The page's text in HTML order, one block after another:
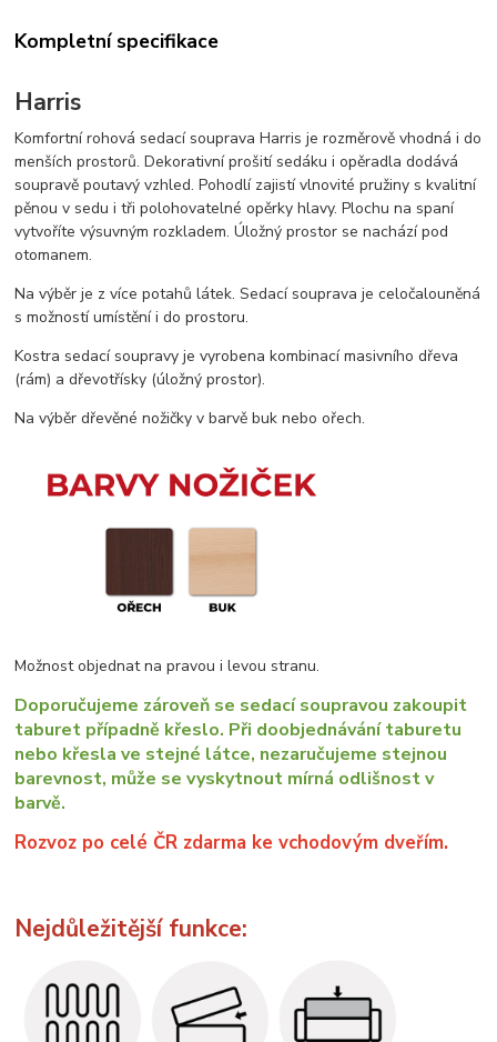
Kompletní specifikace
Harris
Komfortní rohová sedací souprava Harris je rozměrově vhodná i do
menších prostorů. Dekorativní prošití sedáku i opěradla dodává
soupravě poutavý vzhled. Pohodlí zajistí vlnovité pružiny s kvalitní
pěnou v sedu i tři polohovatelné opěrky hlavy. Plochu na spaní
vytvoříte výsuvným rozkladem. Úložný prostor se nachází pod
otomanem.
Na výběr je z více potahů látek. Sedací souprava je celočalouněná
s možností umístění i do prostoru.
Kostra sedací soupravy je vyrobena kombinací masivního dřeva
(rám) a dřevotřísky (úložný prostor).
Na výběr dřevěné nožičky v barvě buk nebo ořech.
Možnost objednat na pravou i levou stranu.
Doporučujeme zároveň se sedací soupravou zakoupit
taburet případně křeslo. Při doobjednávání taburetu
nebo křesla ve stejné látce, nezaručujeme stejnou
barevnost, může se vyskytnout mírná odlišnost v
barvě.
Rozvoz po celé ČR zdarma ke vchodovým dveřím.
Nejdůležitější funkce: